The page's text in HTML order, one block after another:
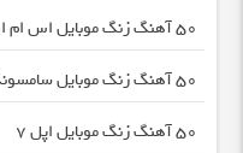
50 آهنگ زنگ موبایل اس ام اس اپل
50 آهنگ زنگ موبایل سامسونگ
50 آهنگ زنگ موبایل اپل 7